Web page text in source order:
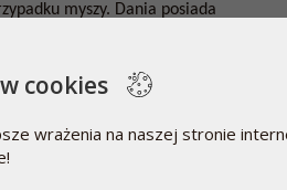
myszy. Dania posiada
zdrowotnych na temat
Na podstawie swoich
można odnieść
cookies
wrażenia na naszej stronie